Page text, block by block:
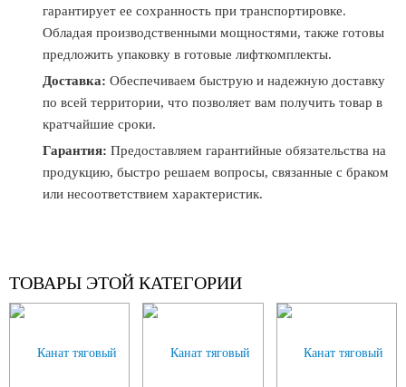
гарантирует ее сохранность при транспортировке.
Обладая производственными мощностями, также готовы
предложить упаковку в готовые лифткомплекты.
Доставка: Обеспечиваем быструю и надежную доставку
по всей территории, что позволяет вам получить товар в
кратчайшие сроки.
Гарантия: Предоставляем гарантийные обязательства на
продукцию, быстро решаем вопросы, связанные с браком
или несоответствием характеристик.
ТОВАРЫ ЭТОЙ КАТЕГОРИИ